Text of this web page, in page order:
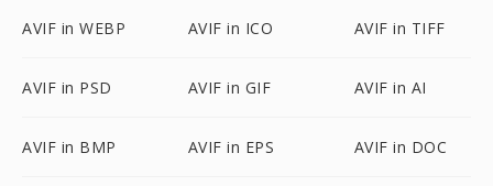
AVIF in WEBP AVIF in ICO AVIF in TIFF
AVIF in PSD AVIF in GIF AVIF in AI
AVIF in BMP AVIF in EPS AVIF in DOC